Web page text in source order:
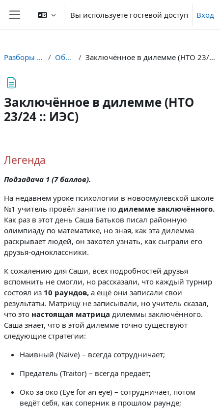
Перейти к основному содержанию
Боковая панель
Вы используете гостевой доступ Вход
Разборы ИЭС Общее Заключённое в дилемме (НТО 23/24 :: ИЭС)
Заключённое в дилемме (НТО
23/24 :: ИЭС)
Легенда
Подзадача 1 (7 баллов).
На недавнем уроке психологии в новоомулевской школе
№1 учитель провёл занятие по дилемме заключённого.
Как раз в этот день Саша Батьков писал районную
олимпиаду по математике, но зная, как эта дилемма
раскрывает людей, он захотел узнать, как сыграли его
друзья-одноклассники.
К сожалению для Саши, всех подробностей друзья
вспомнить не смогли, но рассказали, что каждый турнир
состоял из 10 раундов, а ещё они записали свои
результаты. Матрицу не записывали, но учитель сказал,
что это настоящая матрица дилеммы заключённого.
Саша знает, что в этой дилемме точно существуют
следующие стратегии:
Наивный (Naive) – всегда сотрудничает;
Предатель (Traitor) – всегда предаёт;
Око за око (Eye for an eye) – сотрудничает, потом
ведёт себя, как соперник в прошлом раунде;